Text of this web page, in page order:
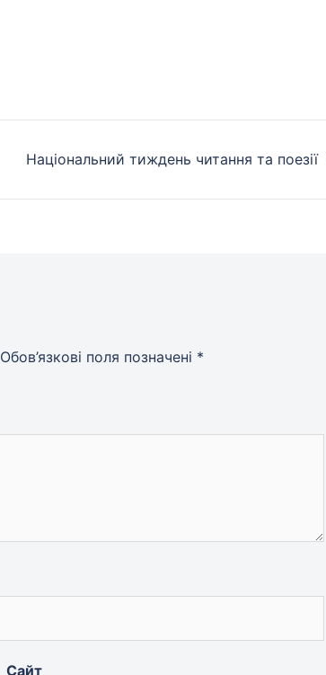
Національний тиждень читання та поезії
Обов’язкові поля позначені *
Сайт